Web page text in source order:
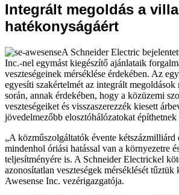
Integrált megoldás a
hatékonyságáért
A Schneider Electric
Inc.-nel egymást kiegészítő ajánlataik
veszteségeinek mérséklése érdekében. Az
egyesíti szakértelmét az integrált
során, annak érdekében, hogy a közüzemi
veszteségeiket és visszaszerezzék kiesett
jövedelmezőbb elosztóhálózatokat
„A közműszolgáltatók évente
mindenhol óriási hatással van a környezetre
teljesítményére is. A Schneider Electrickel
azonosítatlan veszteségek mérséklését
Awesense Inc. vezérigazgatója.